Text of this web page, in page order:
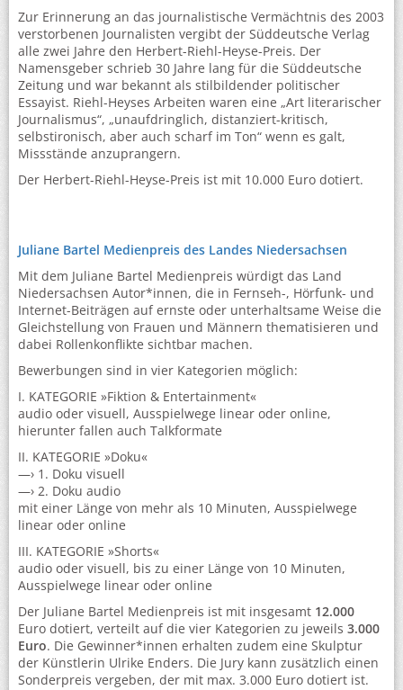
Zur Erinnerung an das journalistische Vermächtnis des 2003
verstorbenen Journalisten vergibt der Süddeutsche Verlag
alle zwei Jahre den Herbert-Riehl-Heyse-Preis. Der
Namensgeber schrieb 30 Jahre lang für die Süddeutsche
Zeitung und war bekannt als stilbildender politischer
Essayist. Riehl-Heyses Arbeiten waren eine „Art literarischer
Journalismus“, „unaufdringlich, distanziert-kritisch,
selbstironisch, aber auch scharf im Ton“ wenn es galt,
Missstände anzuprangern.
Der Herbert-Riehl-Heyse-Preis ist mit 10.000 Euro dotiert.
Juliane Bartel Medienpreis des Landes Niedersachsen
Mit dem Juliane Bartel Medienpreis würdigt das Land
Niedersachsen Autor*innen, die in Fernseh-, Hörfunk- und
Internet-Beiträgen auf ernste oder unterhaltsame Weise die
Gleichstellung von Frauen und Männern thematisieren und
dabei Rollenkonflikte sichtbar machen.
Bewerbungen sind in vier Kategorien möglich:
I. KATEGORIE »Fiktion & Entertainment«
audio oder visuell, Ausspielwege linear oder online,
hierunter fallen auch Talkformate
II. KATEGORIE »Doku«
—› 1. Doku visuell
—› 2. Doku audio
mit einer Länge von mehr als 10 Minuten, Ausspielwege
linear oder online
III. KATEGORIE »Shorts«
audio oder visuell, bis zu einer Länge von 10 Minuten,
Ausspielwege linear oder online
Der Juliane Bartel Medienpreis ist mit insgesamt 12.000
Euro dotiert, verteilt auf die vier Kategorien zu jeweils 3.000
Euro. Die Gewinner*innen erhalten zudem eine Skulptur
der Künstlerin Ulrike Enders. Die Jury kann zusätzlich einen
Sonderpreis vergeben, der mit max. 3.000 Euro dotiert ist.